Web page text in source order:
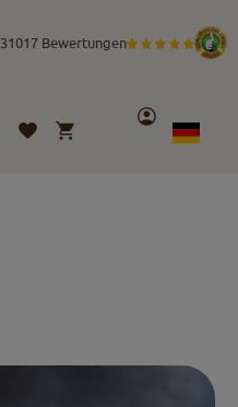
31017 Bewertungen
Wunschliste
Mein Warenkorb
Konto
Sprache
German